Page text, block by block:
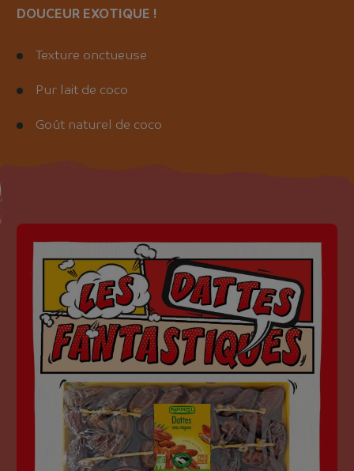
DOUCEUR EXOTIQUE !
Texture onctueuse
Pur lait de coco
Goût naturel de coco